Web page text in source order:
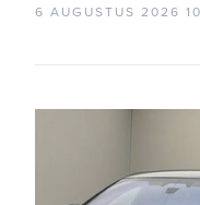
6 AUGUSTUS 2026